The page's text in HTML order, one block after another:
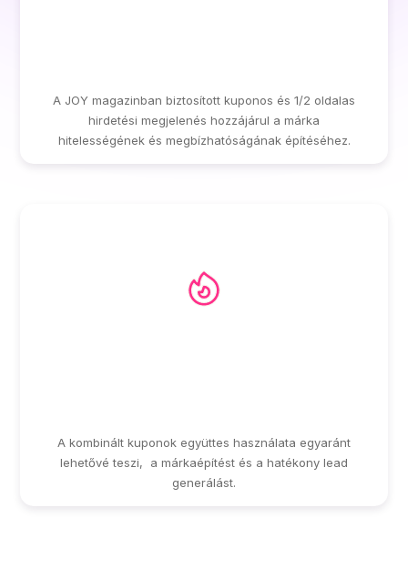
A JOY magazinban biztosított kuponos és 1/2 oldalas
hirdetési megjelenés hozzájárul a márka
hitelességének és megbízhatóságának építéséhez.
A kombinált kuponok együttes használata egyaránt
lehetővé teszi, a márkaépítést és a hatékony lead
generálást.